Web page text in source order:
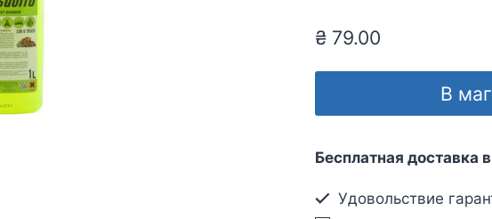
₴79.00
В
Бесплатная доставка
Удовольствие